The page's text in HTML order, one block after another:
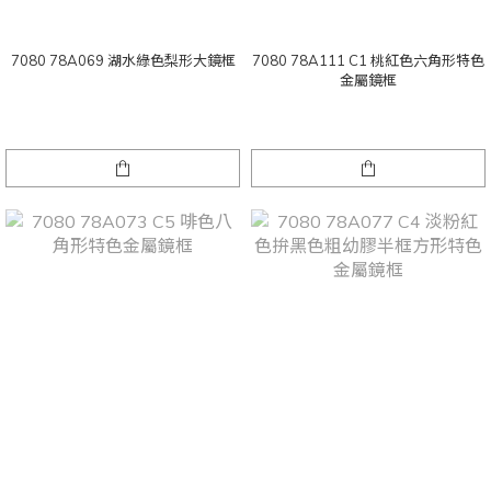
7080 78A069 湖水綠色梨形大鏡框
7080 78A111 C1 桃紅色六角形特色
金屬鏡框